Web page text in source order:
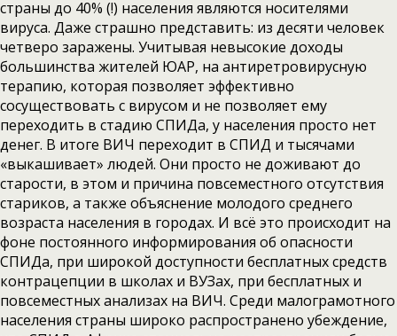
страны до 40% (!) населения являются носителями
вируса. Даже страшно представить: из десяти человек
четверо заражены. Учитывая невысокие доходы
большинства жителей ЮАР, на антиретровирусную
терапию, которая позволяет эффективно
сосуществовать с вирусом и не позволяет ему
переходить в стадию СПИДа, у населения просто нет
денег. В итоге ВИЧ переходит в СПИД и тысячами
«выкашивает» людей. Они просто не доживают до
старости, в этом и причина повсеместного отсутствия
стариков, а также объяснение молодого среднего
возраста населения в городах. И всё это происходит на
фоне постоянного информирования об опасности
СПИДа, при широкой доступности бесплатных средств
контрацепции в школах и ВУЗах, при бесплатных и
повсеместных анализах на ВИЧ. Среди малограмотного
населения страны широко распространено убеждение,